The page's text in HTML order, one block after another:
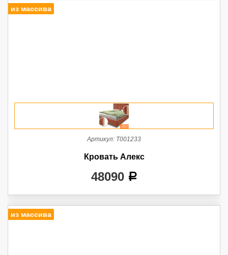
из массива
Артикул: Т001233
Кровать Алекс
48090 a
из массива